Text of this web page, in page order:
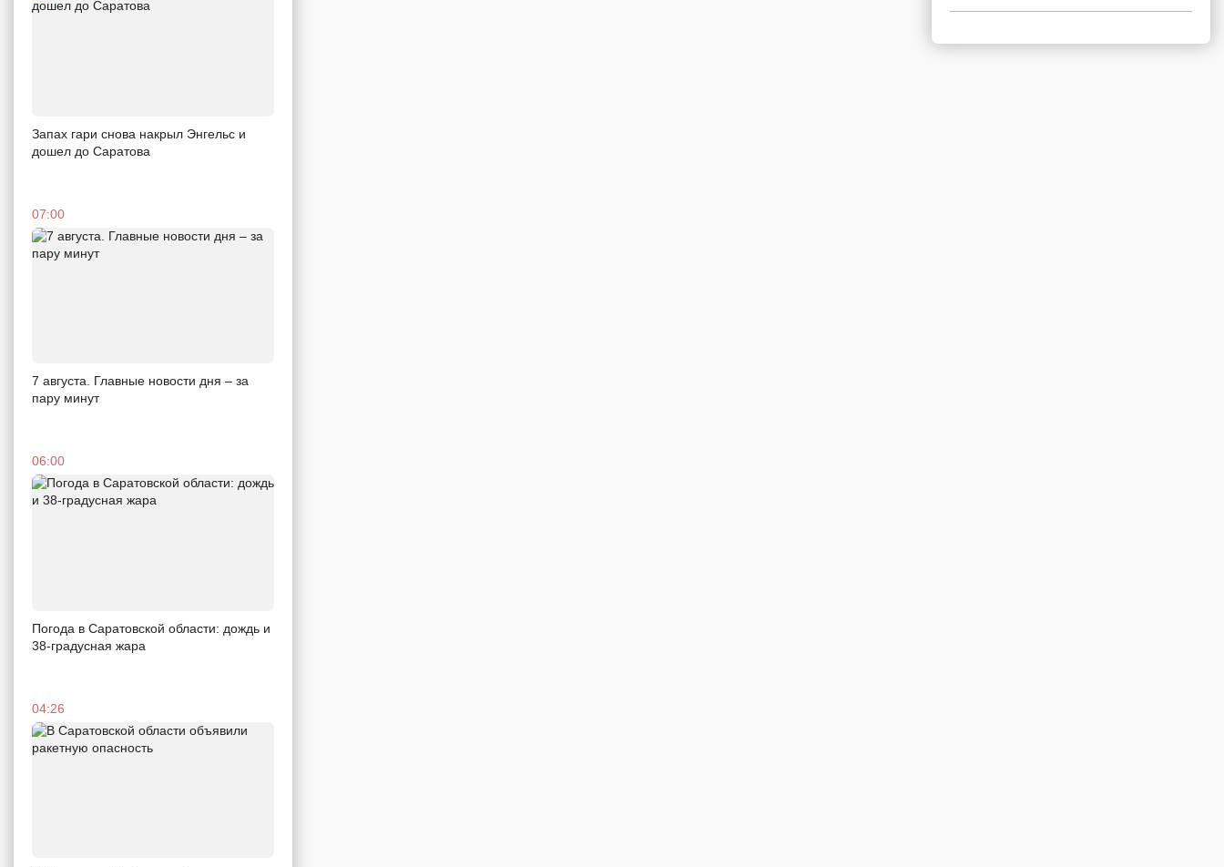
Запах гари снова накрыл Энгельс и
дошел до Саратова
07:00
7 августа. Главные новости дня – за
пару минут
06:00
Погода в Саратовской области: дождь и
38-градусная жара
04:26